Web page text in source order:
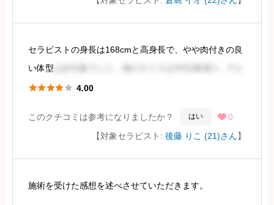
容
セラピストの身長は168cmと高身長で、やや肉付きの良
い体型
ップ程に見受けられました（直接確認はしていませ
許容範囲内です。容姿は三吉彩花さん風
続きを見るには会員登録
 4.00
このクチコミは参考になりましたか？ はい  0
【対象セラピスト: 後藤 りこ (21)さん】
施術を受けた感想を述べさせていただきます。